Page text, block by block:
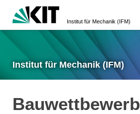
Institut für Mechanik (IFM)
Institut für Mechanik (IFM)
Bauwettbewerb